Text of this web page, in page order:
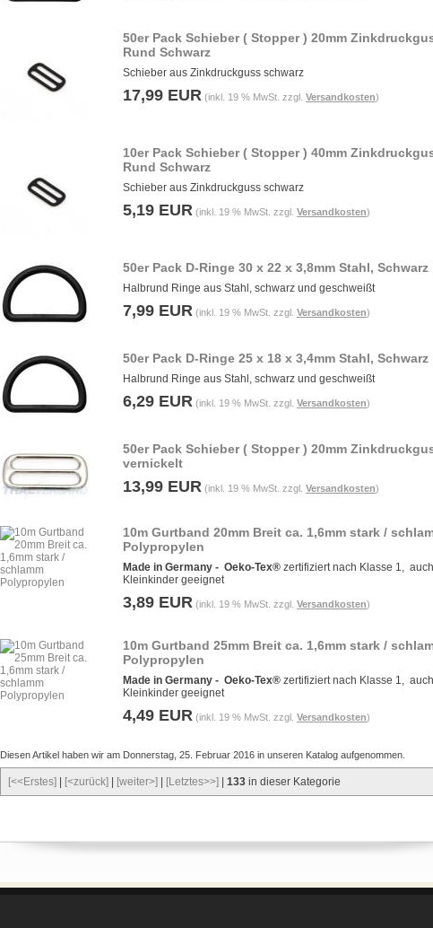
50er Pack Schieber ( Stopper ) 20mm
Rund Schwarz
Schieber aus Zinkdruckguss schwarz
17,99 EUR (inkl. 19 % MwSt. zzgl. Versandkosten)
10er Pack Schieber ( Stopper ) 40mm
Rund Schwarz
Schieber aus Zinkdruckguss schwarz
5,19 EUR (inkl. 19 % MwSt. zzgl. Versandkosten)
50er Pack D-Ringe 30 x 22 x 3,8mm Stahl, Schwarz
Halbrund Ringe aus Stahl, schwarz und geschweißt
7,99 EUR (inkl. 19 % MwSt. zzgl. Versandkosten)
50er Pack D-Ringe 25 x 18 x 3,4mm Stahl, Schwarz
Halbrund Ringe aus Stahl, schwarz und geschweißt
6,29 EUR (inkl. 19 % MwSt. zzgl. Versandkosten)
50er Pack Schieber ( Stopper ) 20mm
vernickelt
13,99 EUR (inkl. 19 % MwSt. zzgl. Versandkosten)
10m Gurtband 20mm Breit ca. 1,6mm stark /
Polypropylen
Made in Germany - Oeko-Tex® zertifiziert nach Klasse 1,
Kleinkinder geeignet
3,89 EUR (inkl. 19 % MwSt. zzgl. Versandkosten)
10m Gurtband 25mm Breit ca. 1,6mm stark /
Polypropylen
Made in Germany - Oeko-Tex® zertifiziert nach Klasse 1,
Kleinkinder geeignet
4,49 EUR (inkl. 19 % MwSt. zzgl. Versandkosten)
Diesen Artikel haben wir am Donnerstag, 25. Februar 2016 in unseren Katalog aufgenommen.
[<<Erstes] [<zurück] [weiter>] [Letztes>>] 133 in dieser Kategorie